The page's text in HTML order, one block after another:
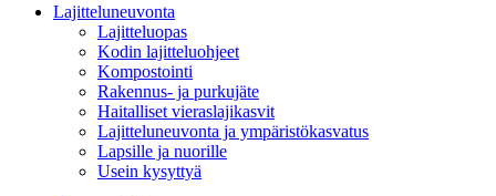
Lajitteluneuvonta
Lajitteluopas
Kodin lajitteluohjeet
Kompostointi
Rakennus- ja purkujäte
Haitalliset vieraslajikasvit
Lajitteluneuvonta ja ympäristökasvatus
Lapsille ja nuorille
Usein kysyttyä